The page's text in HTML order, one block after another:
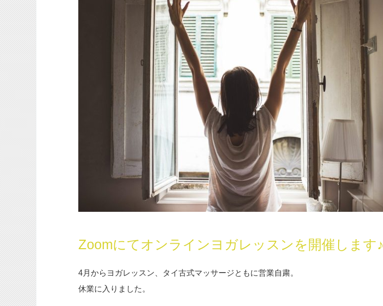
Zoomにてオンラインヨガレッスンを開催します♪
4月からヨガレッスン、タイ古式マッサージともに営業自粛。
休業に入りました。